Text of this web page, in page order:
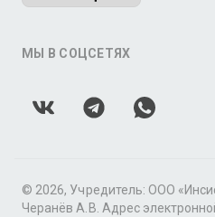
МЫ В СОЦСЕТЯХ
© 2026, Учредитель: ООО
Черанёв А.В. Адрес